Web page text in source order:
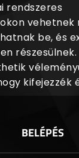
rendszeres
be, és
kifejezzék
BELÉPÉS